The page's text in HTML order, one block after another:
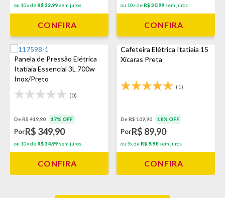
ou 10x de R$ 32,99 sem juros
CONFIRA
ou 10x de R$ 30,99 sem juros
CONFIRA
Panela de Pressão Elétrica
Itatiaia Essencial 3L 700w
Inox/Preto
(0)
De R$ 419,90 17% OFF
PorR$ 349,90
ou 10x de R$ 34,99 sem juros
CONFIRA
Cafeteira Elétrica Itatiaia 15
Xícaras Preta
(1)
De R$ 109,90 18% OFF
PorR$ 89,90
ou 9x de R$ 9,98 sem juros
CONFIRA